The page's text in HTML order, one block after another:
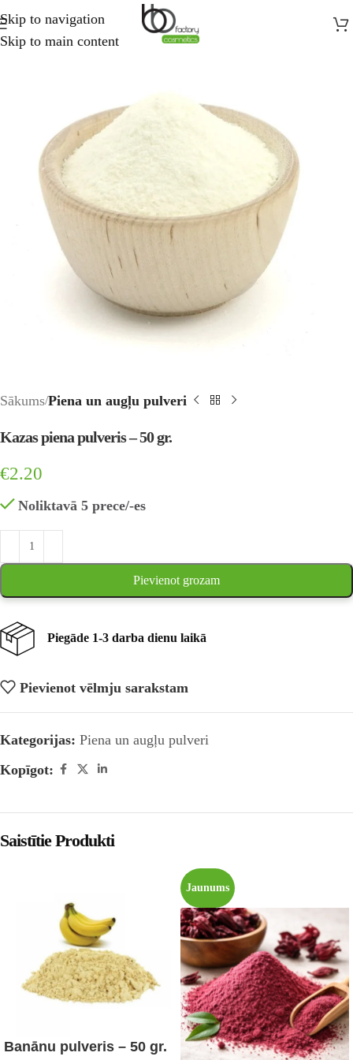
Skip to navigation
Skip to main content
Sākums Piena un augļu pulveri
Kazas piena pulveris – 50 gr.
€2.20
Noliktavā 5 prece/-es
Pievienot grozam
Piegāde 1-3 darba dienu laikā
Pievienot vēlmju sarakstam
Kategorijas: Piena un augļu pulveri
Kopīgot:
Saistītie Produkti
Banānu pulveris – 50 gr.
Jaunums